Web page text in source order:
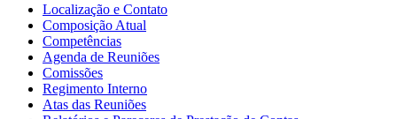
Localização e Contato
Composição Atual
Competências
Agenda de Reuniões
Comissões
Regimento Interno
Atas das Reuniões